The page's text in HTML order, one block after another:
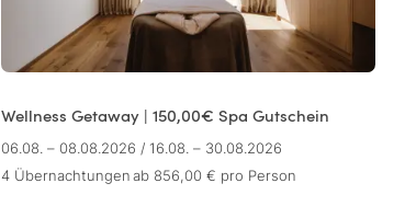
Wellness Getaway | 150,00€ Spa Gutschein
06.08. – 08.08.2026 / 16.08. – 30.08.2026
4 Übernachtungen ab 856,00 € pro Person